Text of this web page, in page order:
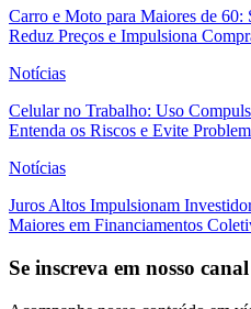
Carro e Moto para Maiores de 60:
Reduz Preços e Impulsiona
Notícias
Celular no Trabalho: Uso
Entenda os Riscos e Evite
Notícias
Juros Altos Impulsionam
Maiores em Financiamentos
Se inscreva em nosso